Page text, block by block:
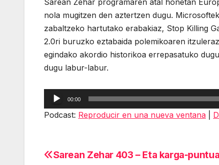
Sarean Zehar programaren atal honetan
nola mugitzen den aztertzen dugu.
zabaltzeko hartutako erabakiaz, Stop Killing
2.0ri buruzko eztabaida polemikoaren
egindako akordio historikoa errepasatuko
dugu labur-labur.
Reproductor
de
00:00
Podcast: Reproducir en una nueva ventana
Navegación
Sarean Zehar 403 – Eta karga-